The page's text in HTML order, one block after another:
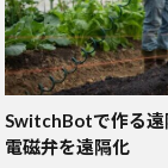
SwitchBotで作る遠
電磁弁を遠隔化